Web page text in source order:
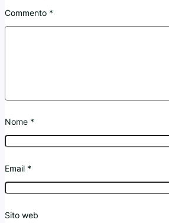
Commento *
Nome *
Email *
Sito web